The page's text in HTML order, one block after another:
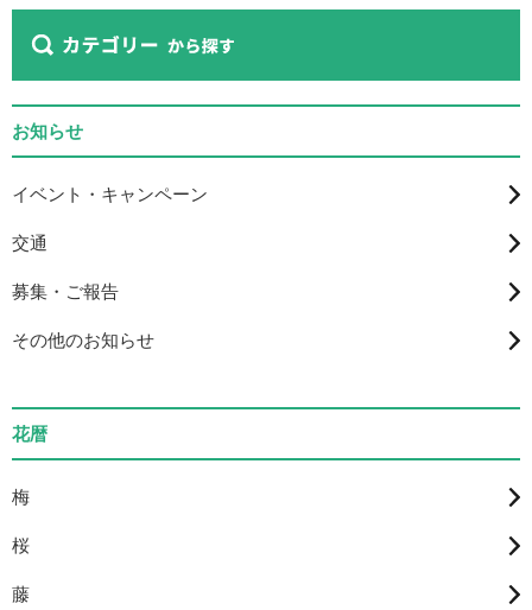
お知らせ
イベント・キャンペーン
交通
募集・ご報告
その他のお知らせ
花暦
梅
桜
藤